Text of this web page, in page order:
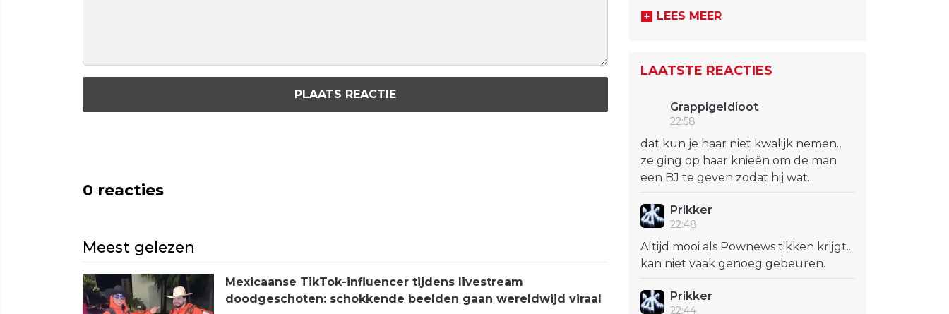
PLAATS REACTIE
0 reacties
Meest gelezen
Mexicaanse TikTok-influencer tijdens livestream
doodgeschoten: schokkende beelden gaan wereldwijd viraal
LEES MEER
LAATSTE REACTIES
GrappigeIdioot
22:58
dat kun je haar niet kwalijk nemen.,
ze ging op haar knieën om de man
een BJ te geven zodat hij wat...
Prikker
22:48
Altijd mooi als Pownews tikken krijgt..
kan niet vaak genoeg gebeuren.
Prikker
22:44